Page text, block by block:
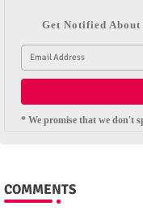
Get Notified
* We promise that we don't
COMMENTS